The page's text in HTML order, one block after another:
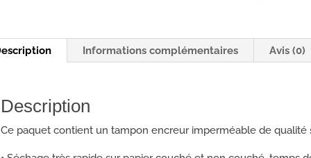
Informations complémentaires Avis (0)
Description
Ce paquet contient un tampon encreur imperméable de qualité